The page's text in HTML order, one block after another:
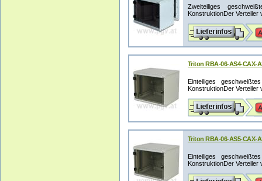
Zweiteiliges
KonstruktionDer Verteiler
Triton RBA-06-AS4-CAX-
Einteiliges
KonstruktionDer Verteiler
Triton RBA-06-AS5-CAX-
Einteiliges
KonstruktionDer Verteiler